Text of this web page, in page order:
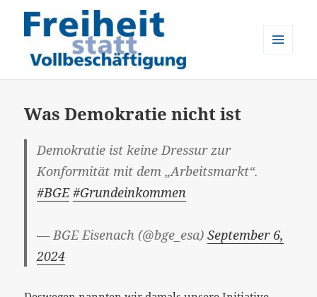
Was Demokratie nicht ist
Demokratie ist keine Dressur zur
Konformität mit dem „Arbeitsmarkt“.
#BGE #Grundeinkommen
— BGE Eisenach (@bge_esa)September 6,
2024